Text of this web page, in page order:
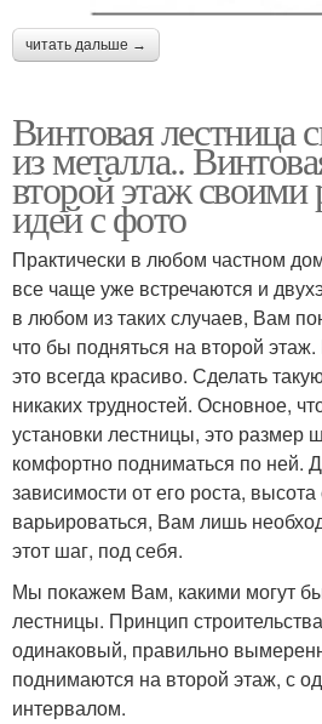
читать дальше →
Винтовая лестница
из металла..
второй этаж своими
идей с фото
Практически в любом частном
все чаще уже встречаются и
в любом из таких случаев, Вам
что бы подняться на второй
это всегда красиво. Сделать
никаких трудностей. Основное,
установки лестницы, это размер
комфортно подниматься по ней.
зависимости от его роста,
варьироваться, Вам лишь
этот шаг, под себя.
Мы покажем Вам, какими могут
лестницы. Принцип
одинаковый, правильно
поднимаются на второй этаж, с
интервалом.